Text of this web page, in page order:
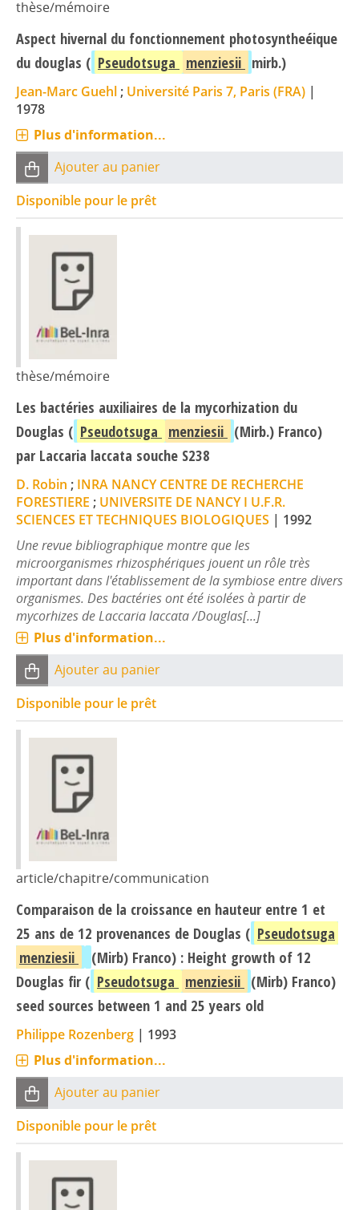
thèse/mémoire
Aspect hivernal du fonctionnement photosyntheéique
du douglas ( Pseudotsuga menziesii mirb.)
Jean-Marc Guehl; Université Paris 7, Paris (FRA) |
1978
Plus d'information...
Ajouter au panier
Disponible pour le prêt
thèse/mémoire
Les bactéries auxiliaires de la mycorhization du
Douglas ( Pseudotsuga menziesii (Mirb.) Franco)
par Laccaria laccata souche S238
D. Robin ; INRA NANCY CENTRE DE RECHERCHE
FORESTIERE ; UNIVERSITE DE NANCY I U.F.R.
SCIENCES ET TECHNIQUES BIOLOGIQUES | 1992
Une revue bibliographique montre que les
microorganismes rhizosphériques jouent un rôle très
important dans l'établissement de la symbiose entre divers
organismes. Des bactéries ont été isolées à partir de
mycorhizes de Laccaria laccata /Douglas[...]
Plus d'information...
Ajouter au panier
Disponible pour le prêt
article/chapitre/communication
Comparaison de la croissance en hauteur entre 1 et
25 ans de 12 provenances de Douglas ( Pseudotsuga
menziesii
(Mirb) Franco) : Height growth of 12
Douglas fir ( Pseudotsuga menziesii (Mirb) Franco)
seed sources between 1 and 25 years old
Philippe Rozenberg | 1993
Plus d'information...
Ajouter au panier
Disponible pour le prêt